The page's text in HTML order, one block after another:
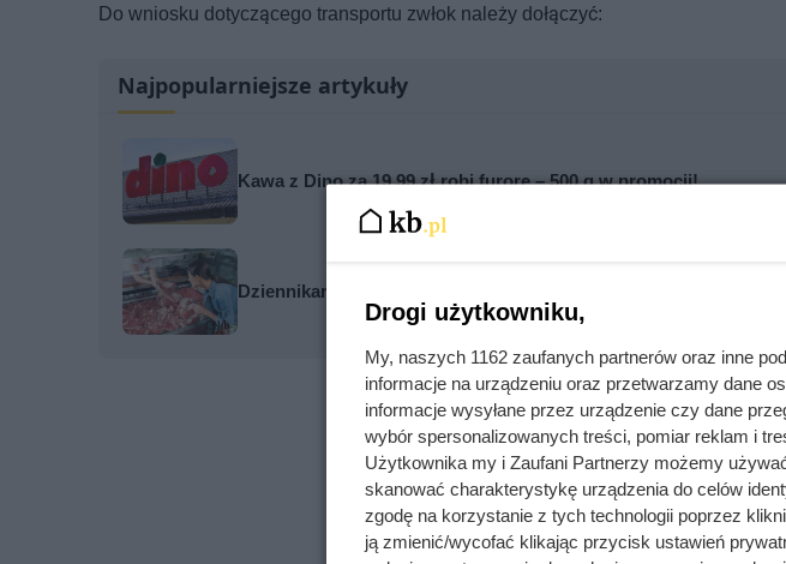
Do wniosku dotyczącego transportu zwłok należy dołączyć:
Najpopularniejsze artykuły
Kawa z Dino za 19,99 zł robi furorę – 500 g w promocji!
Dziennikarze ujawnili pochodzenie mięsa z Dino. Klienci
Drogi użytkowniku,
My, naszych 1162 zaufanych partnerów oraz inne
informacje na urządzeniu oraz przetwarzamy dane
informacje wysyłane przez urządzenie czy dane
wybór spersonalizowanych treści, pomiar reklam i
Użytkownika my i Zaufani Partnerzy możemy
skanować charakterystykę urządzenia do celów
zgodę na korzystanie z tych technologii poprzez
ją zmienić/wycofać klikając przycisk ustawień